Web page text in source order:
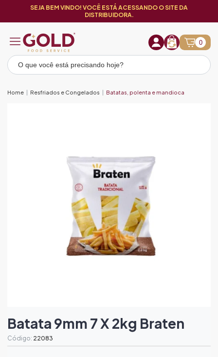
SEJA BEM VINDO! VOCÊ ESTÁ ACESSANDO O SITE DA
DISTRIBUIDORA.
0
Home Resfriados e Congelados Batatas, polenta e mandioca
Batata 9mm 7 X 2kg Braten
Código: 22083